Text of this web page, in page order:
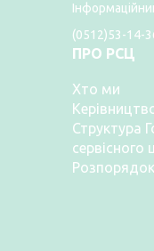
(0512)53-14-
ПРО РСЦ
Хто ми
Структура